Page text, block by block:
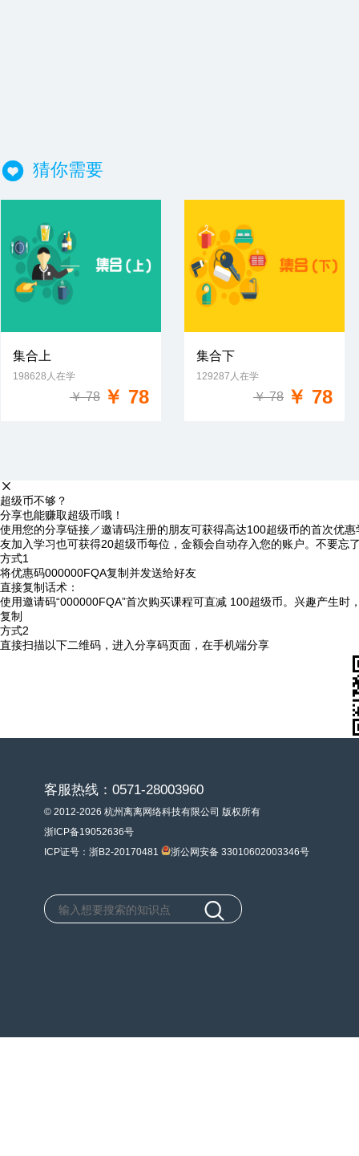
猜你需要
免费试学
集合上
198628人在学
￥ 78 ￥ 78
免费试学
集合下
129287人在学
￥ 78 ￥ 78
超级币不够？
分享也能赚取超级币哦！
使用您的分享链接／邀请码注册的朋友可获得高达100超级币的首次优
友加入学习也可获得20超级币每位，金额会自动存入您的账户。不要忘
方式1
将优惠码000000FQA复制并发送给好友
直接复制话术：
使用邀请码“000000FQA”首次购买课程可直减 100超级币。兴趣产生时
复制
方式2
直接扫描以下二维码，进入分享码页面，在手机端分享
客服热线：0571-28003960
© 2012-2026 杭州离离网络科技有限公司 版权所有
浙ICP备19052636号
ICP证号：浙B2-20170481
浙公网安备 33010602003346号